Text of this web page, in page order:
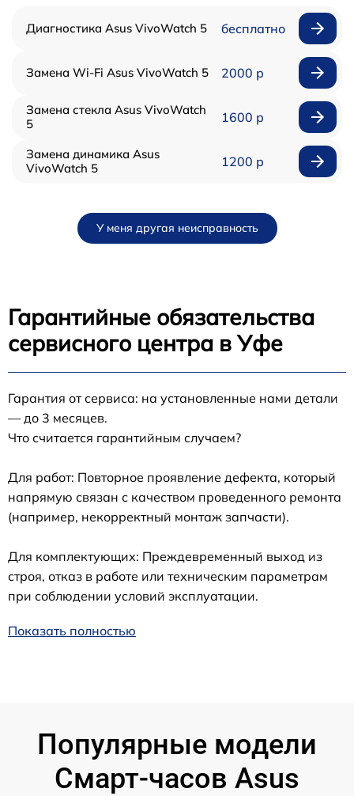
Диагностика Asus VivoWatch 5 бесплатно
Замена Wi-Fi Asus VivoWatch 5 2000 р
Замена стекла Asus VivoWatch
5
1600 р
Замена динамика Asus
VivoWatch 5
1200 р
У меня другая неисправность
Гарантийные обязательства
сервисного центра в Уфе
Гарантия от сервиса: на установленные нами детали
— до 3 месяцев.
Что считается гарантийным случаем?
Для работ: Повторное проявление дефекта, который
напрямую связан с качеством проведенного ремонта
(например, некорректный монтаж запчасти).
Для комплектующих: Преждевременный выход из
строя, отказ в работе или техническим параметрам
при соблюдении условий эксплуатации.
Показать полностью
Популярные модели
Смарт-часов Asus